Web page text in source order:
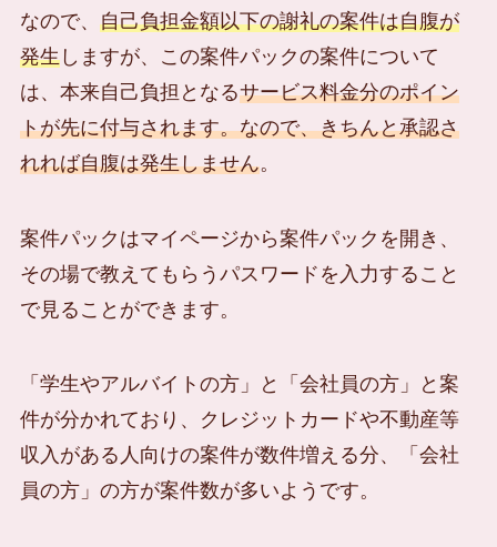
なので、 自己負担金額以下の謝礼の案件は自腹が
発生しますが、この案件パックの案件について
は、本来自己負担となるサービス料金分のポイン
トが先に付与されます。なので、きちんと承認さ
れれば自腹は発生しません。
案件パックはマイページから案件パックを開き、
その場で教えてもらうパスワードを入力すること
で見ることができます。
「学生やアルバイトの方」と「会社員の方」と案
件が分かれており、クレジットカードや不動産等
収入がある人向けの案件が数件増える分、「会社
員の方」の方が案件数が多いようです。